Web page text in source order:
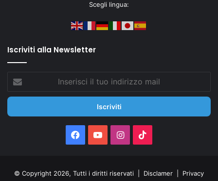
Scegli lingua:
Iscriviti alla Newsletter
tuo
mail
Facebook
You Instagram
© Copyright 2026, Tutti i diritti riservati | Disclamer Privacy